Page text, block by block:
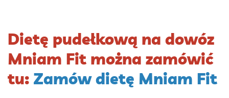
Dietę pudełkową na dowóz
Mniam Fit można zamówić
tu: Zamów dietę Mniam Fit